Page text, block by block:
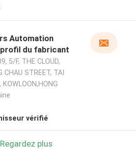
Automation
du fabricant
5/F, THE CLOUD,
CHAU STREET, TAI
KOWLOON,HONG
vérifié
Regardez plus